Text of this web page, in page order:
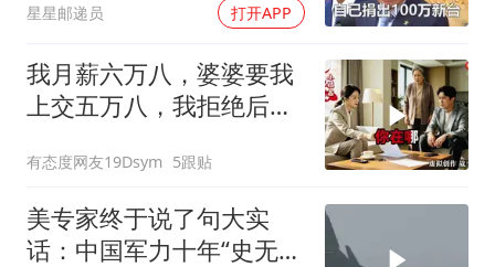
星星邮递员 打开APP
我月薪六万八，婆婆要我
上交五万八，我拒绝后她
离婚
有态度网友19Dsym 5跟贴
美专家终于说了句大实
话：中国军力十年“史无前